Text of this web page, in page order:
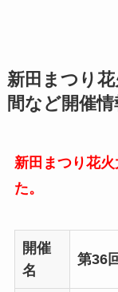
新田まつり
間など開催情
新田まつり花
た。
開催
名
第36